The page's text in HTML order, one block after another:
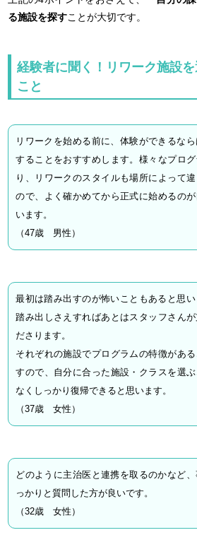
る施設を探すことが大切です。
経験者に聞く！リワーク施設
こと
リワークを始める前に、体験ができるな
することをおすすめします。様々なプロ
り、リワークのスタイルも場所によって違
ので、よく確かめてから正式に始めるの
います。
（47歳 男性）
最初は踏み出すのが怖いこともあると思い
踏み出しさえすればあとはスタッフさんが
ださります。
それぞれの施設でプログラムの特徴がある
すので、自分に合った施設・クラスを選
なくしっかり復帰できると思います。
（37歳 女性）
どのように主治医と連携を取るのかなど、
っかりと質問した方が良いです。
（32歳 女性）